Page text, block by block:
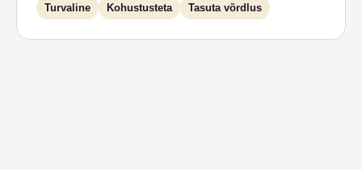
Turvaline Kohustusteta Tasuta võrdlus